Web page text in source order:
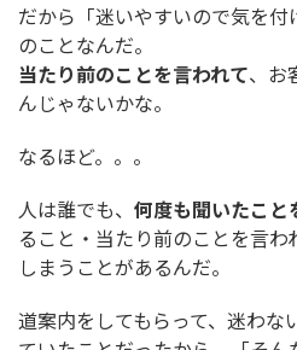
だから「迷いやすいので気を
のことなんだ。
当たり前のことを言われて、お
んじゃないかな。
なるほど。。。
人は誰でも、 何度も聞いたこと
ること・当たり前のことを言
しまうことがあるんだ。
道案内をしてもらって、迷わな